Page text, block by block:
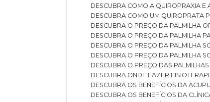
DESCUBRA COMO A QUIROPRAXIA
DESCUBRA COMO UM QUIROPRATA
DESCUBRA O PREÇO DA PALMILHA
DESCUBRA O PREÇO DA PALMILHA
DESCUBRA O PREÇO DA PALMILHA
DESCUBRA O PREÇO DA PALMILHA
DESCUBRA O PREÇO DAS
DESCUBRA ONDE FAZER
DESCUBRA OS BENEFÍCIOS DA
DESCUBRA OS BENEFÍCIOS DA